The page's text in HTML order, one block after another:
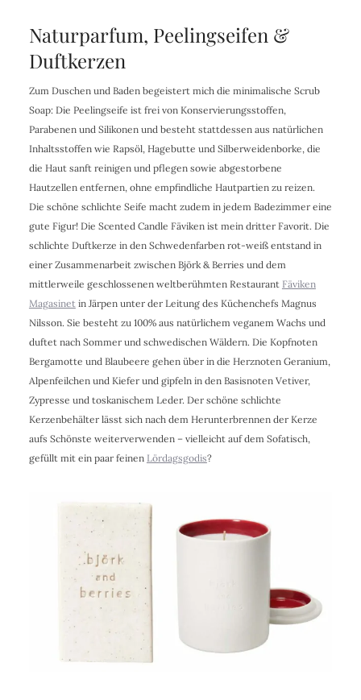
Naturparfum, Peelingseifen &
Duftkerzen
Zum Duschen und Baden begeistert mich die minimalische Scrub
Soap: Die Peelingseife ist frei von Konservierungsstoffen,
Parabenen und Silikonen und besteht stattdessen aus natürlichen
Inhaltsstoffen wie Rapsöl, Hagebutte und Silberweidenborke, die
die Haut sanft reinigen und pflegen sowie abgestorbene
Hautzellen entfernen, ohne empfindliche Hautpartien zu reizen.
Die schöne schlichte Seife macht zudem in jedem Badezimmer eine
gute Figur! Die Scented Candle Fäviken ist mein dritter Favorit. Die
schlichte Duftkerze in den Schwedenfarben rot-weiß entstand in
einer Zusammenarbeit zwischen Björk & Berries und dem
mittlerweile geschlossenen weltberühmten Restaurant Fäviken
Magasinetin Järpen unter der Leitung des Küchenchefs Magnus
Nilsson. Sie besteht zu 100% aus natürlichem veganem Wachs und
duftet nach Sommer und schwedischen Wäldern. Die Kopfnoten
Bergamotte und Blaubeere gehen über in die Herznoten Geranium,
Alpenfeilchen und Kiefer und gipfeln in den Basisnoten Vetiver,
Zypresse und toskanischem Leder. Der schöne schlichte
Kerzenbehälter lässt sich nach dem Herunterbrennen der Kerze
aufs Schönste weiterverwenden – vielleicht auf dem Sofatisch,
gefüllt mit ein paar feinen Lördagsgodis?